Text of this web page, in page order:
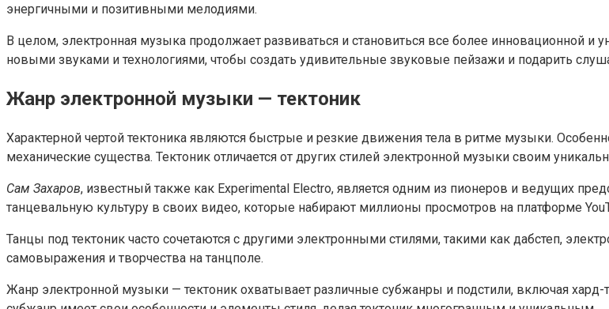
энергичными и позитивными мелодиями.
В целом, электронная музыка продолжает развиваться и становиться все более инновационной
новыми звуками и технологиями, чтобы создать удивительные звуковые пейзажи и подарить
Жанр электронной музыки — тектоник
Характерной чертой тектоника являются быстрые и резкие движения тела в ритме музыки.
механические существа. Тектоник отличается от других стилей электронной музыки своим
Сам Захаров, известный также как Experimental Electro, является одним из пионеров и ведущих
танцевальную культуру в своих видео, которые набирают миллионы просмотров на платформе
Танцы под тектоник часто сочетаются с другими электронными стилями, такими как дабстеп,
самовыражения и творчества на танцполе.
Жанр электронной музыки — тектоник охватывает различные субжанры и подстили, включая